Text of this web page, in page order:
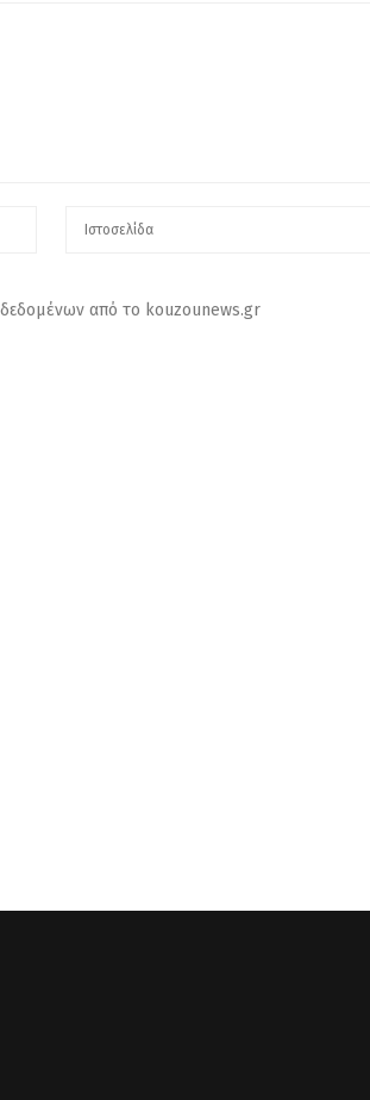
από το kouzounews.gr